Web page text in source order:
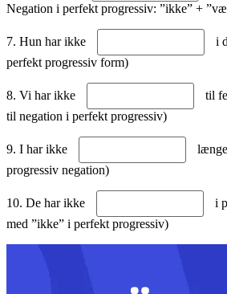
Negation i perfekt progressiv: ”ikke” +
7. Hun har ikke
i
perfekt progressiv form)
8. Vi har ikke
til
til negation i perfekt progressiv)
9. I har ikke
progressiv negation)
10. De har ikke
i
med ”ikke” i perfekt progressiv)